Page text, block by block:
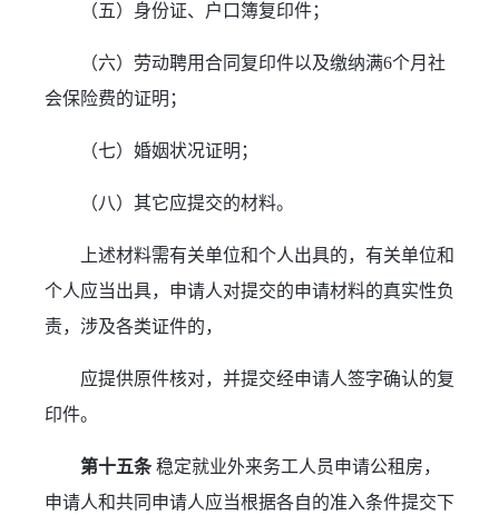
（五）身份证、户口簿复印件；
（六）劳动聘用合同复印件以及缴纳满6个月社
会保险费的证明；
（七）婚姻状况证明；
（八）其它应提交的材料。
上述材料需有关单位和个人出具的，有关单位和
个人应当出具，申请人对提交的申请材料的真实性负
责，涉及各类证件的，
应提供原件核对，并提交经申请人签字确认的复
印件。
第十五条 稳定就业外来务工人员申请公租房，
申请人和共同申请人应当根据各自的准入条件提交下